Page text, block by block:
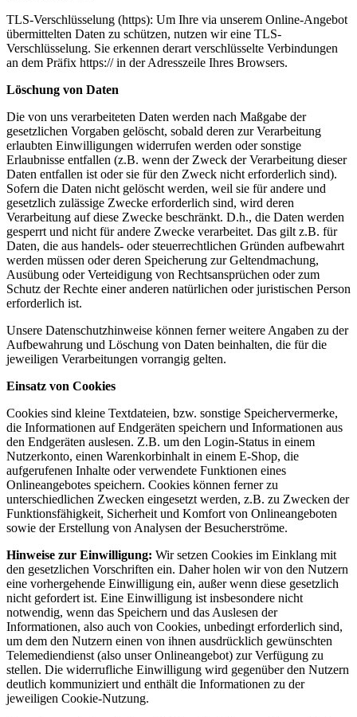
TLS-Verschlüsselung (https): Um Ihre via unserem Online-Angebot
übermittelten Daten zu schützen, nutzen wir eine TLS-
Verschlüsselung. Sie erkennen derart verschlüsselte Verbindungen
an dem Präfix https:// in der Adresszeile Ihres Browsers.
Löschung von Daten
Die von uns verarbeiteten Daten werden nach Maßgabe der
gesetzlichen Vorgaben gelöscht, sobald deren zur Verarbeitung
erlaubten Einwilligungen widerrufen werden oder sonstige
Erlaubnisse entfallen (z.B. wenn der Zweck der Verarbeitung dieser
Daten entfallen ist oder sie für den Zweck nicht erforderlich sind).
Sofern die Daten nicht gelöscht werden, weil sie für andere und
gesetzlich zulässige Zwecke erforderlich sind, wird deren
Verarbeitung auf diese Zwecke beschränkt. D.h., die Daten werden
gesperrt und nicht für andere Zwecke verarbeitet. Das gilt z.B. für
Daten, die aus handels- oder steuerrechtlichen Gründen aufbewahrt
werden müssen oder deren Speicherung zur Geltendmachung,
Ausübung oder Verteidigung von Rechtsansprüchen oder zum
Schutz der Rechte einer anderen natürlichen oder juristischen Person
erforderlich ist.
Unsere Datenschutzhinweise können ferner weitere Angaben zu der
Aufbewahrung und Löschung von Daten beinhalten, die für die
jeweiligen Verarbeitungen vorrangig gelten.
Einsatz von Cookies
Cookies sind kleine Textdateien, bzw. sonstige Speichervermerke,
die Informationen auf Endgeräten speichern und Informationen aus
den Endgeräten auslesen. Z.B. um den Login-Status in einem
Nutzerkonto, einen Warenkorbinhalt in einem E-Shop, die
aufgerufenen Inhalte oder verwendete Funktionen eines
Onlineangebotes speichern. Cookies können ferner zu
unterschiedlichen Zwecken eingesetzt werden, z.B. zu Zwecken der
Funktionsfähigkeit, Sicherheit und Komfort von Onlineangeboten
sowie der Erstellung von Analysen der Besucherströme.
Hinweise zur Einwilligung: Wir setzen Cookies im Einklang mit
den gesetzlichen Vorschriften ein. Daher holen wir von den Nutzern
eine vorhergehende Einwilligung ein, außer wenn diese gesetzlich
nicht gefordert ist. Eine Einwilligung ist insbesondere nicht
notwendig, wenn das Speichern und das Auslesen der
Informationen, also auch von Cookies, unbedingt erforderlich sind,
um dem den Nutzern einen von ihnen ausdrücklich gewünschten
Telemediendienst (also unser Onlineangebot) zur Verfügung zu
stellen. Die widerrufliche Einwilligung wird gegenüber den Nutzern
deutlich kommuniziert und enthält die Informationen zu der
jeweiligen Cookie-Nutzung.